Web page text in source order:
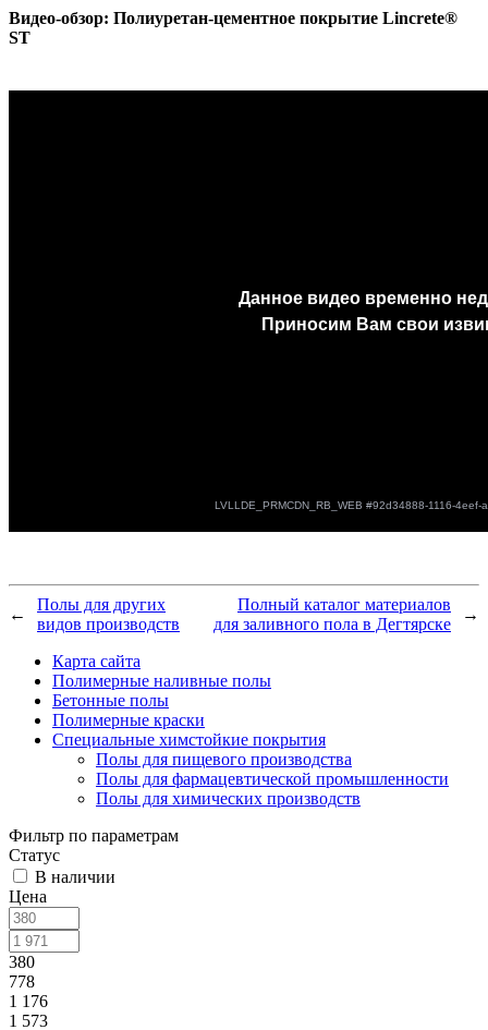
Видео-обзор: Полиуретан-цементное покрытие Lincrete®
ST
←
Полы для других
видов производств
Полный каталог материалов
для заливного пола в Дегтярске
→
Карта сайта
Полимерные наливные полы
Бетонные полы
Полимерные краски
Специальные химстойкие покрытия
Полы для пищевого производства
Полы для фармацевтической промышленности
Полы для химических производств
Фильтр по параметрам
Статус
В наличии
Цена
380
778
1 176
1 573